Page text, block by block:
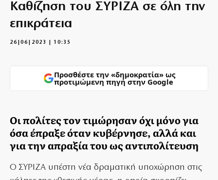
Καθίζηση του ΣΥΡΙΖΑ σε όλη την
επικράτεια
26|06|2023 | 10:35
Προσθέστε την «δημοκρατία» ως
προτιμώμενη πηγή στην Google
Οι πολίτες τον τιμώρησαν όχι μόνο για
όσα έπραξε όταν κυβέρνησε, αλλά και
για την απραξία του ως αντιπολίτευση
Ο ΣΥΡΙΖΑ υπέστη νέα δραματική υποχώρηση στις